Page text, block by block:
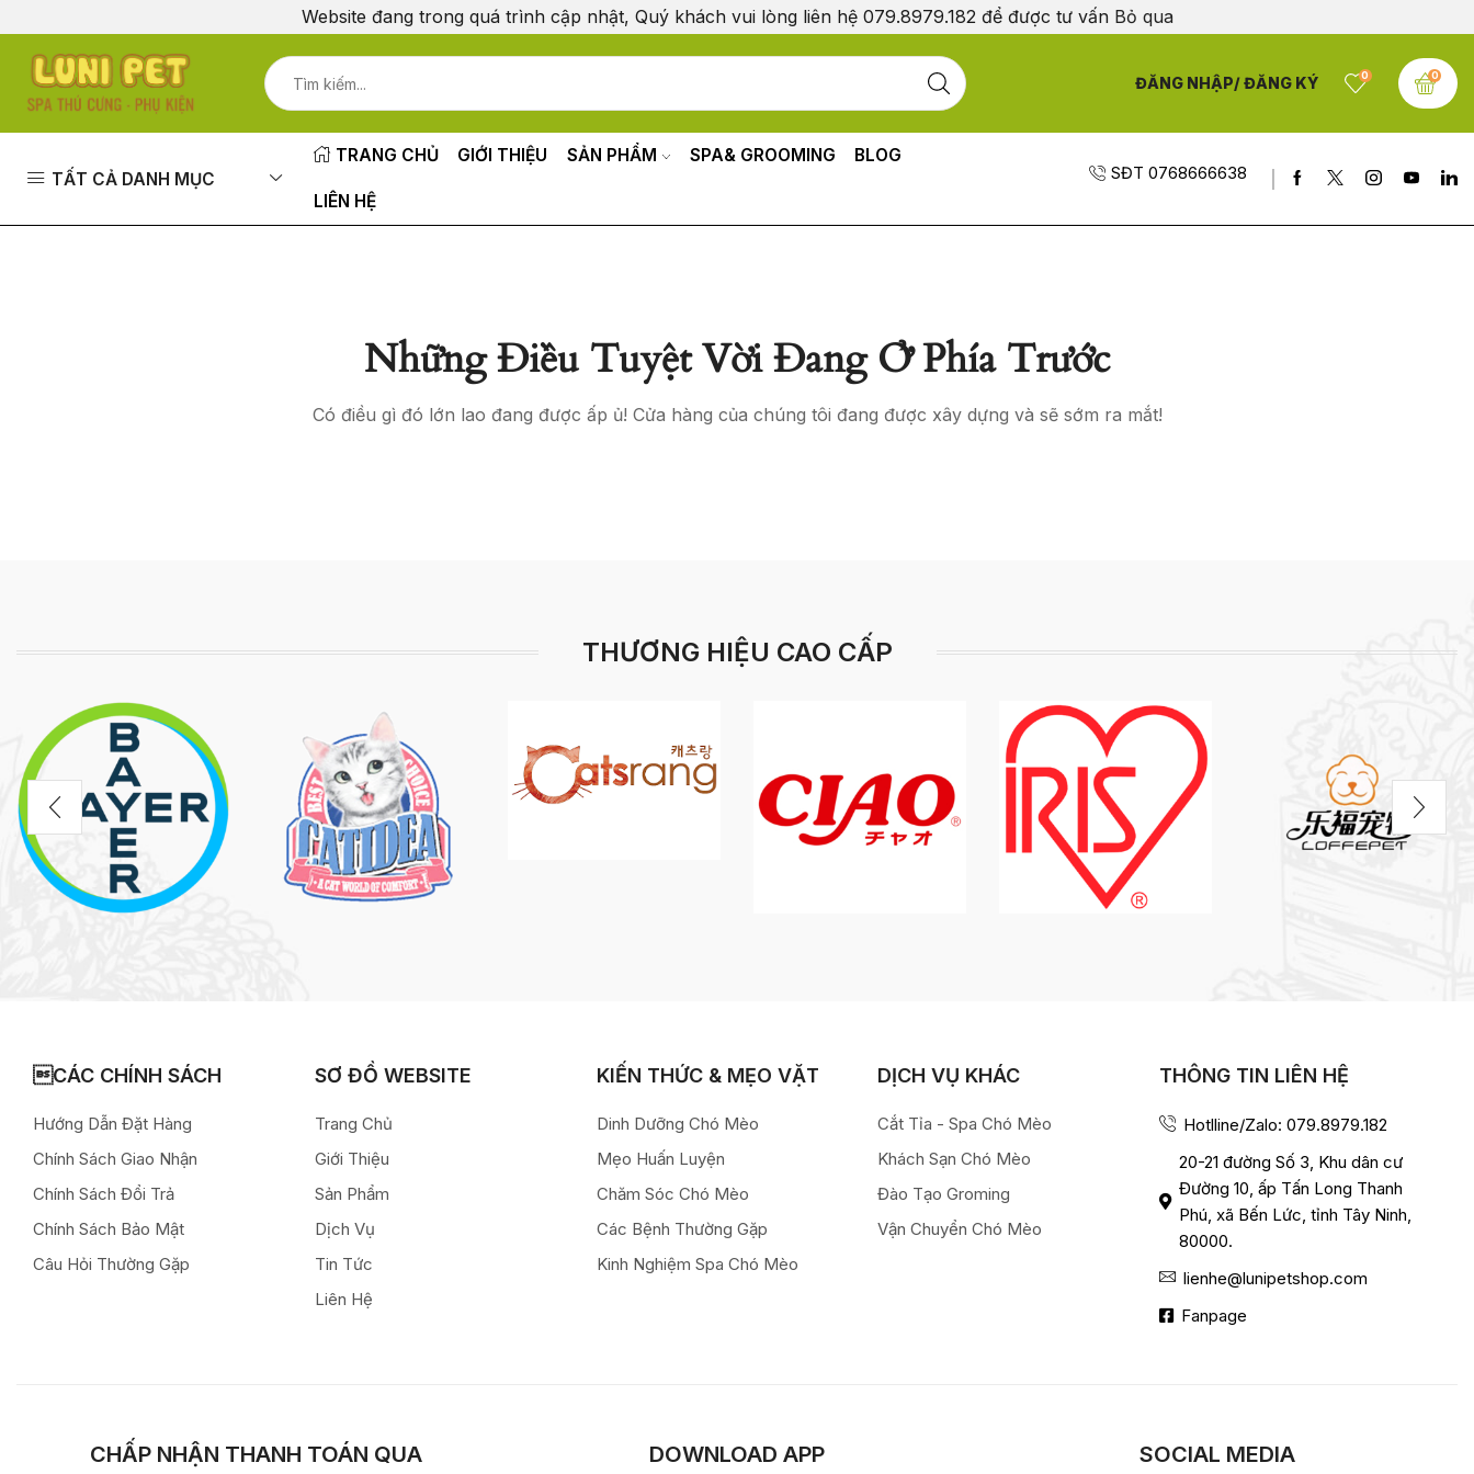
Website đang trong quá trình cập nhật, Quý khách vui lòng liên hệ 079.8979.182 để được tư vấn Bỏ qua
ĐĂNG NHẬP/ ĐĂNG KÝ 0 0
TẤT CẢ DANH MỤC
TRANG CHỦ GIỚI THIỆU SẢN PHẨM SPA& GROOMING BLOG
LIÊN HỆ
SĐT 0768666638
Những Điều Tuyệt Vời Đang Ở Phía Trước
Có điều gì đó lớn lao đang được ấp ủ! Cửa hàng của chúng tôi đang được xây dựng và sẽ sớm ra mắt!
THƯƠNG HIỆU CAO CẤP
CÁC CHÍNH SÁCH
Hướng Dẫn Đặt Hàng
Chính Sách Giao Nhận
Chính Sách Đổi Trả
Chính Sách Bảo Mật
Câu Hỏi Thường Gặp
SƠ ĐỒ WEBSITE
Trang Chủ
Giới Thiệu
Sản Phẩm
Dịch Vụ
Tin Tức
Liên Hệ
KIẾN THỨC & MẸO VẶT
Dinh Dưỡng Chó Mèo
Mẹo Huấn Luyện
Chăm Sóc Chó Mèo
Các Bệnh Thường Gặp
Kinh Nghiệm Spa Chó Mèo
DỊCH VỤ KHÁC
Cắt Tỉa - Spa Chó Mèo
Khách Sạn Chó Mèo
Đào Tạo Groming
Vận Chuyển Chó Mèo
THÔNG TIN LIÊN HỆ
Hotlline/Zalo: 079.8979.182
20-21 đường Số 3, Khu dân cư
Đường 10, ấp Tấn Long Thanh
Phú, xã Bến Lức, tỉnh Tây Ninh,
80000.
lienhe@lunipetshop.com
Fanpage
CHẤP NHẬN THANH TOÁN QUA DOWNLOAD APP SOCIAL MEDIA